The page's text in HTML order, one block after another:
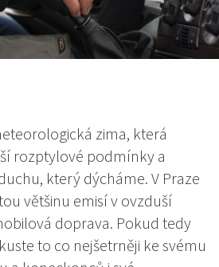
zima, která
rozptylové podmínky a
který dýcháme. V Praze
většinu emisí v ovzduší
doprava. Pokud tedy
to co nejšetrněji ke svému